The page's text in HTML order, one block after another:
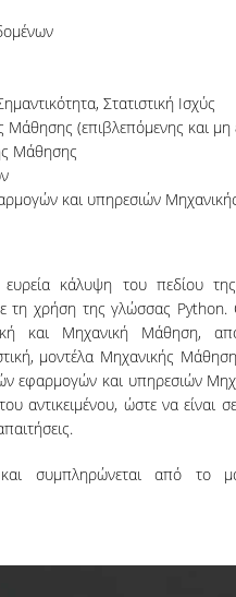
Στατιστική Ισχύς
(επιβλεπόμενης και μη
Μάθησης
και υπηρεσιών
ευρεία κάλυψη του πεδίου
τη χρήση της γλώσσας
και Μηχανική Μάθηση,
μοντέλα Μηχανικής
εφαρμογών και υπηρεσιών
αντικειμένου, ώστε να είναι
συμπληρώνεται από το